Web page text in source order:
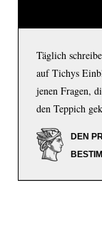
Täglich
auf Tichys
jenen Fragen,
den Teppich
DEN